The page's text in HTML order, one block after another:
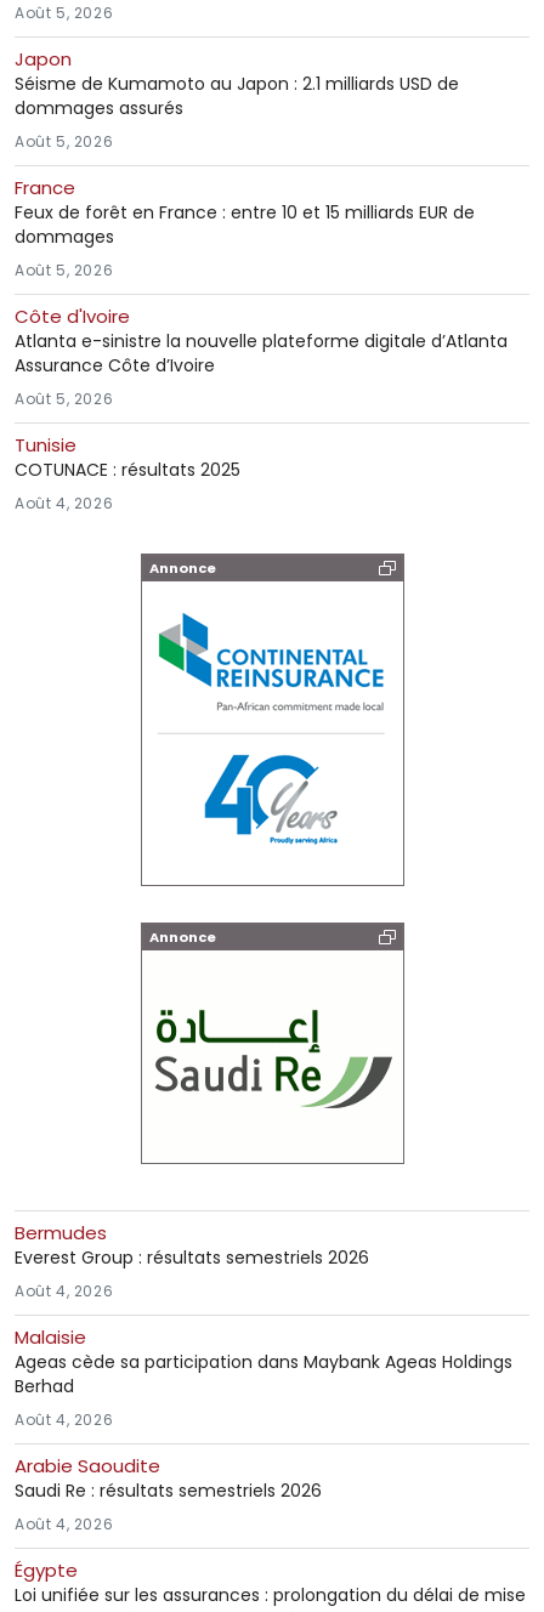
Août 5, 2026
Japon
Séisme de Kumamoto au Japon : 2.1 milliards USD de
dommages assurés
Août 5, 2026
France
Feux de forêt en France : entre 10 et 15 milliards EUR de
dommages
Août 5, 2026
Côte d'Ivoire
Atlanta e-sinistre la nouvelle plateforme digitale d’Atlanta
Assurance Côte d’Ivoire
Août 5, 2026
Tunisie
COTUNACE : résultats 2025
Août 4, 2026
Annonce
Annonce
Bermudes
Everest Group : résultats semestriels 2026
Août 4, 2026
Malaisie
Ageas cède sa participation dans Maybank Ageas Holdings
Berhad
Août 4, 2026
Arabie Saoudite
Saudi Re : résultats semestriels 2026
Août 4, 2026
Égypte
Loi unifiée sur les assurances : prolongation du délai de mise